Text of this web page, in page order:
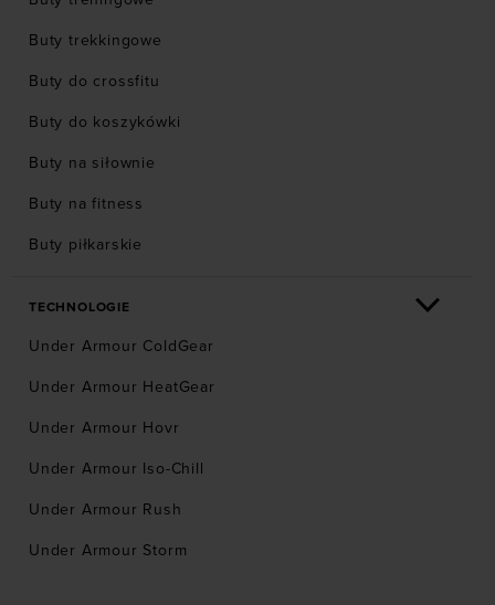
Buty trekkingowe
Buty do crossfitu
Buty do koszykówki
Buty na siłownie
Buty na fitness
Buty piłkarskie
TECHNOLOGIE
Under Armour ColdGear
Under Armour HeatGear
Under Armour Hovr
Under Armour Iso-Chill
Under Armour Rush
Under Armour Storm